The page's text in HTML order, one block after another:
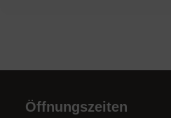
Öffnungszeiten